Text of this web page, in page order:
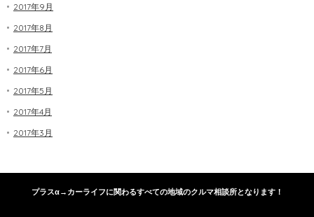
2017年9月
2017年8月
2017年7月
2017年6月
2017年5月
2017年4月
2017年3月
プラスα→カーライフに関わるすべての地域のクルマ相談所となります！